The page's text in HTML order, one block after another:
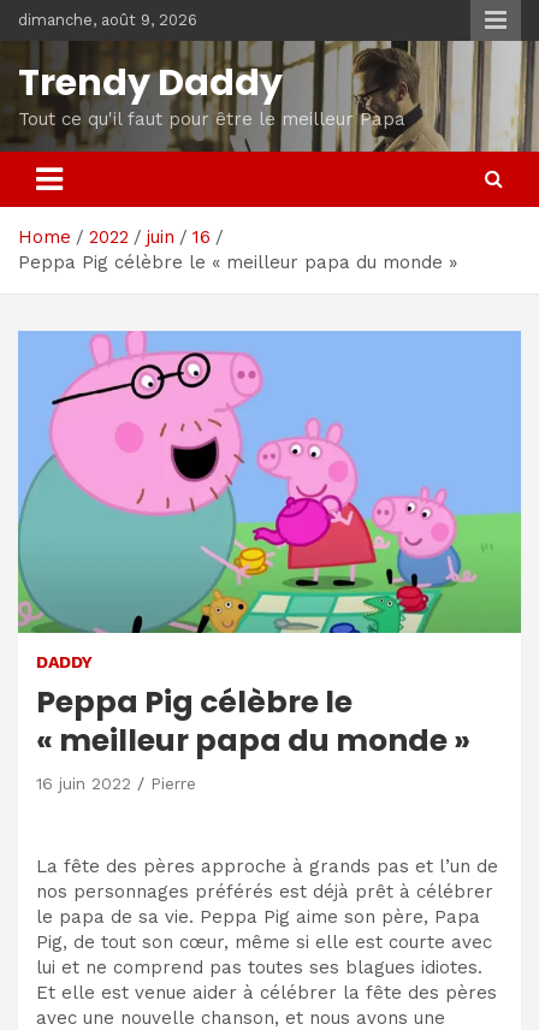
Skip
to
content
dimanche, août 9, 2026
Trendy Daddy
Tout ce qu'il faut pour être le meilleur Papa
Home 2022 juin
16
Peppa Pig célèbre le « meilleur papa du monde »
DADDY
Peppa Pig célèbre le
« meilleur papa du monde »
16 juin 2022 Pierre
La fête des pères approche à grands pas et l’un de
nos personnages préférés est déjà prêt à célébrer
le papa de sa vie. Peppa Pig aime son père, Papa
Pig, de tout son cœur, même si elle est courte avec
lui et ne comprend pas toutes ses blagues idiotes.
Et elle est venue aider à célébrer la fête des pères
avec une nouvelle chanson, et nous avons une